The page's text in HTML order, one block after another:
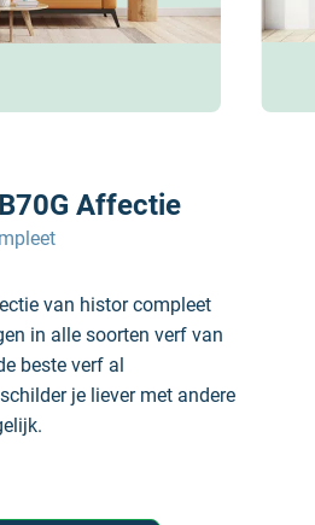
Affectie
van histor compleet
in alle soorten verf van
beste verf al
je liever met andere